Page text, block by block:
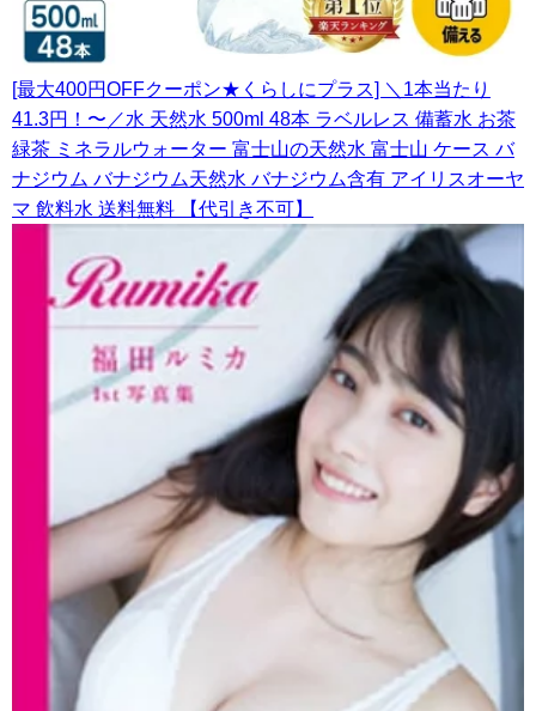
[最大400円OFFクーポン★くらしにプラス] ＼1本当たり
41.3円！〜／水 天然水 500ml 48本 ラベルレス 備蓄水 お茶
緑茶 ミネラルウォーター 富士山の天然水 富士山 ケース バ
ナジウム バナジウム天然水 バナジウム含有 アイリスオーヤ
マ 飲料水 送料無料 【代引き不可】